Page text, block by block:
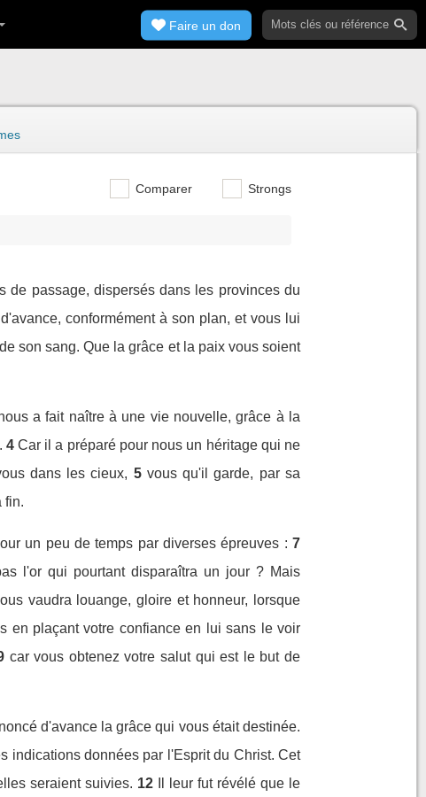
Faire un don
Comparer Strongs
de passage, dispersés dans les provinces du
conformément à son plan, et vous lui
son sang. Que la grâce et la paix vous soient
a fait naître à une vie nouvelle, grâce à la
4 Car il a préparé pour nous un héritage qui ne
dans les cieux, 5 vous qu'il garde, par sa
fin.
un peu de temps par diverses épreuves : 7
l'or qui pourtant disparaîtra un jour ? Mais
vaudra louange, gloire et honneur, lorsque
en plaçant votre confiance en lui sans le voir
car vous obtenez votre salut qui est le but de
d'avance la grâce qui vous était destinée.
indications données par l'Esprit du Christ. Cet
seraient suivies. 12
Il leur fut révélé que le